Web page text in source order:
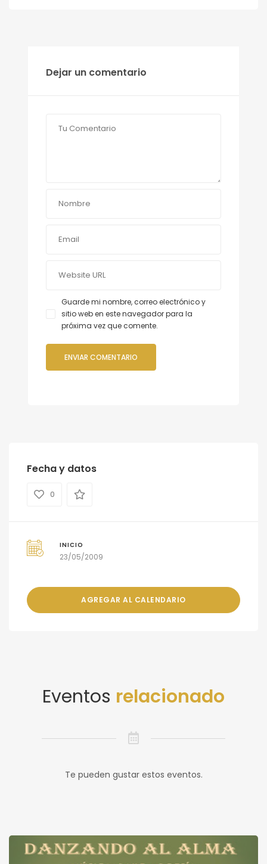
Dejar un comentario
Guarde mi nombre, correo electrónico y
sitio web en este navegador para la
próxima vez que comente.
Fecha y datos
0
INICIO
23/05/2009
AGREGAR AL CALENDARIO
Eventos relacionado
Te pueden gustar estos eventos.